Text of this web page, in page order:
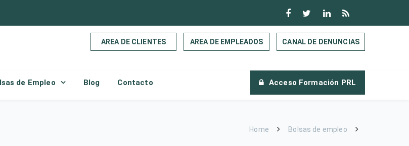
AREA DE CLIENTES AREA DE EMPLEADOS CANAL DE DENUNCIAS
de Empleo Blog Contacto Acceso Formación PRL
Home Bolsas de empleo